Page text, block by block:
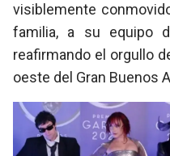
visiblemente
familia, a su equipo
reafirmando el orgullo
oeste del Gran Buenos